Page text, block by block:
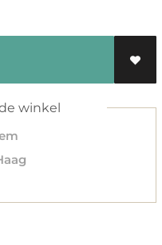
winkel